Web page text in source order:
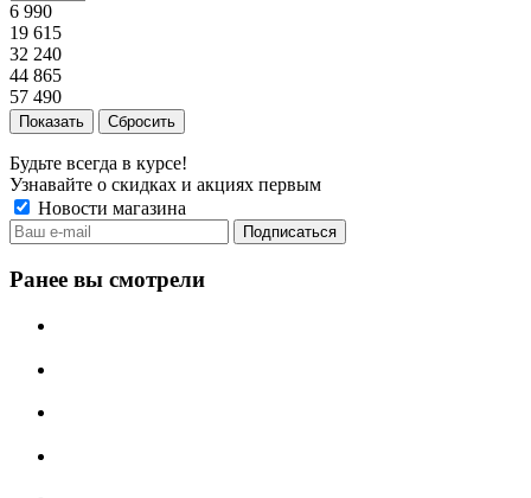
6 990
19 615
32 240
44 865
57 490
Сбросить
Будьте всегда в курсе!
Узнавайте о скидках и акциях первым
Новости магазина
Ранее вы смотрели